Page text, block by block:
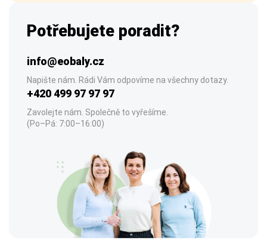
Potřebujete poradit?
info@eobaly.cz
Napište nám. Rádi Vám odpovíme na všechny dotazy.
+420 499 97 97 97
Zavolejte nám. Společně to vyřešíme.
(Po–Pá: 7:00–16:00)